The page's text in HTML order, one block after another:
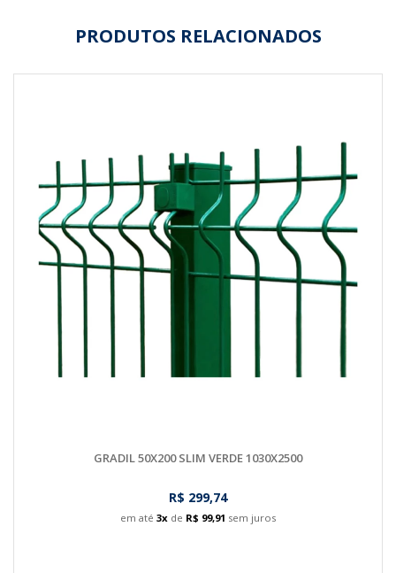
PRODUTOS RELACIONADOS
GRADIL 50X200 SLIM VERDE 1030X2500
R$ 299,74
em até 3x de R$ 99,91 sem juros